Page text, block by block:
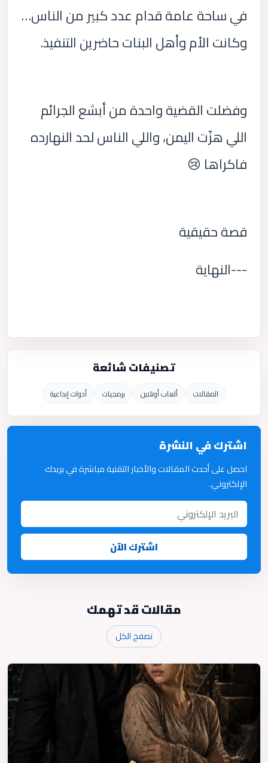
تصنيفات شائعة
المقالات ألعاب أونلاين برمجيات أدوات إبداعية
اشترك في النشرة
احصل على أحدث المقالات والأخبار التقنية مباشرة في بريدك
الإلكتروني.
اشترك الآن
في ساحة عامة قدام عدد كبير من الناس…
وكانت الأم وأهل البنات حاضرين التنفيذ.
وفضلت القضية واحدة من أبشع الجرائم
اللي هزّت اليمن، واللي الناس لحد النهارده
فاكراها 😢
قصة حقيقية
---النهاية
مقالات قد تهمك
تصفح الكل